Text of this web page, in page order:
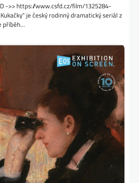
->> https://www.csfd.cz/film/1325284-
je český rodinný dramatický seriál z
příběh…